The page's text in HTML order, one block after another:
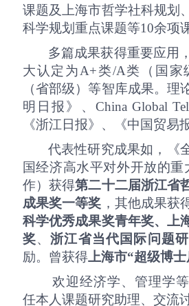
课题及上海市哲学社科规划
科学规划重点课题等10余项
多篇成果获得重要应用
大认定为A+类/A类（国家
（省部级）等智库成果。理
明日报》、 China Global
《浙江日报》、《中国贸易
代表性研究成果如，《
国经济高水平对外开放的重
作）获得第二十二届浙江省
成果奖一等奖 ，其他成果获
科学优秀成果奖青年奖、
上
奖、浙江省当代国际问题
励。曾获得上海市“超级博士
欢迎经济学、管理学
任本人课题研究助理、交流